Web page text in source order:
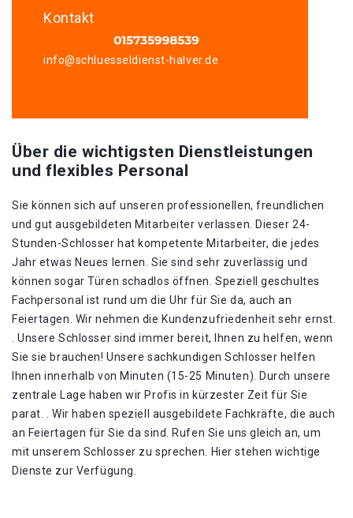
Kontakt
info@schluesseldienst-halver.de
Über die wichtigsten Dienstleistungen
und flexibles Personal
Sie können sich auf unseren professionellen, freundlichen
und gut ausgebildeten Mitarbeiter verlassen. Dieser 24-
Stunden-Schlosser hat kompetente Mitarbeiter, die jedes
Jahr etwas Neues lernen. Sie sind sehr zuverlässig und
können sogar Türen schadlos öffnen. Speziell geschultes
Fachpersonal ist rund um die Uhr für Sie da, auch an
Feiertagen. Wir nehmen die Kundenzufriedenheit sehr ernst.
. Unsere Schlosser sind immer bereit, Ihnen zu helfen, wenn
Sie sie brauchen! Unsere sachkundigen Schlosser helfen
Ihnen innerhalb von Minuten (15-25 Minuten). Durch unsere
zentrale Lage haben wir Profis in kürzester Zeit für Sie
parat. . Wir haben speziell ausgebildete Fachkräfte, die auch
an Feiertagen für Sie da sind. Rufen Sie uns gleich an, um
mit unserem Schlosser zu sprechen. Hier stehen wichtige
Dienste zur Verfügung.